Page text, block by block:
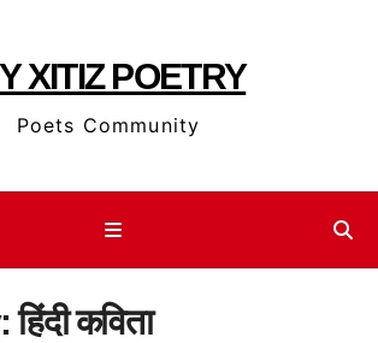
XITIZ POETRY
Poets Community
हिंदी कविता